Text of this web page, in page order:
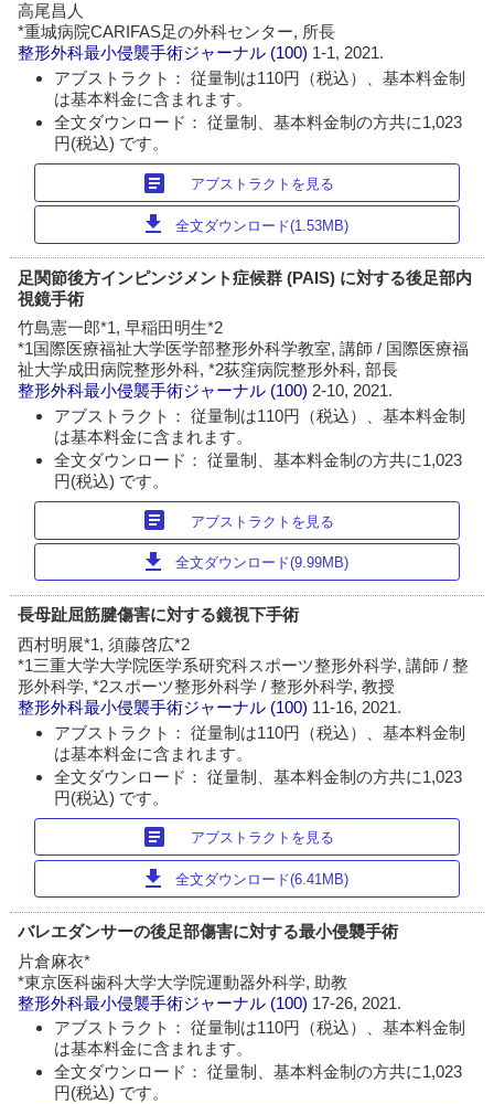
高尾昌人
*重城病院CARIFAS足の外科センター, 所長
整形外科最小侵襲手術ジャーナル (100) 1-1, 2021.
アブストラクト： 従量制は110円（税込）、基本料金制
は基本料金に含まれます。
全文ダウンロード： 従量制、基本料金制の方共に1,023
円(税込) です。
article アブストラクトを見る
download 全文ダウンロード(1.53MB)
足関節後方インピンジメント症候群 (PAIS) に対する後足部内
視鏡手術
竹島憲一郎*1, 早稲田明生*2
*1国際医療福祉大学医学部整形外科学教室, 講師 / 国際医療福
祉大学成田病院整形外科, *2荻窪病院整形外科, 部長
整形外科最小侵襲手術ジャーナル (100) 2-10, 2021.
アブストラクト： 従量制は110円（税込）、基本料金制
は基本料金に含まれます。
全文ダウンロード： 従量制、基本料金制の方共に1,023
円(税込) です。
article アブストラクトを見る
download 全文ダウンロード(9.99MB)
長母趾屈筋腱傷害に対する鏡視下手術
西村明展*1, 須藤啓広*2
*1三重大学大学院医学系研究科スポーツ整形外科学, 講師 / 整
形外科学, *2スポーツ整形外科学 / 整形外科学, 教授
整形外科最小侵襲手術ジャーナル (100) 11-16, 2021.
アブストラクト： 従量制は110円（税込）、基本料金制
は基本料金に含まれます。
全文ダウンロード： 従量制、基本料金制の方共に1,023
円(税込) です。
article アブストラクトを見る
download 全文ダウンロード(6.41MB)
バレエダンサーの後足部傷害に対する最小侵襲手術
片倉麻衣*
*東京医科歯科大学大学院運動器外科学, 助教
整形外科最小侵襲手術ジャーナル (100) 17-26, 2021.
アブストラクト： 従量制は110円（税込）、基本料金制
は基本料金に含まれます。
全文ダウンロード： 従量制、基本料金制の方共に1,023
円(税込) です。